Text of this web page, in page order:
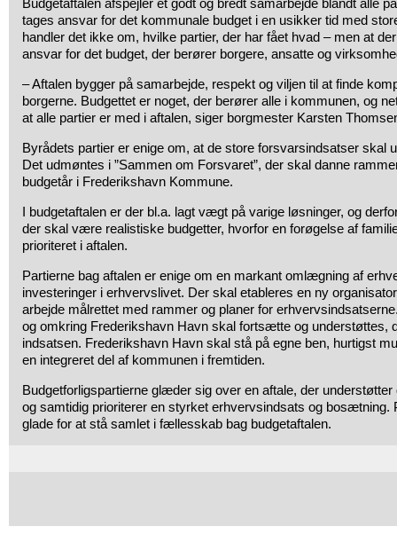
Budgetaftalen afspejler et godt og bredt samarbejde blandt alle
tages ansvar for det kommunale budget i en usikker tid med
handler det ikke om, hvilke partier, der har fået hvad – men at
ansvar for det budget, der berører borgere, ansatte og
– Aftalen bygger på samarbejde, respekt og viljen til at finde
borgerne. Budgettet er noget, der berører alle i kommunen, og
at alle partier er med i aftalen, siger borgmester Karsten
Byrådets partier er enige om, at de store forsvarsindsatser skal
Det udmøntes i ”Sammen om Forsvaret”, der skal danne
budgetår i Frederikshavn Kommune.
I budgetaftalen er der bl.a. lagt vægt på varige løsninger, og
der skal være realistiske budgetter, hvorfor en forøgelse af
prioriteret i aftalen.
Partierne bag aftalen er enige om en markant omlægning af
investeringer i erhvervslivet. Der skal etableres en ny
arbejde målrettet med rammer og planer for
og omkring Frederikshavn Havn skal fortsætte og understøttes,
indsatsen. Frederikshavn Havn skal stå på egne ben, hurtigst
en integreret del af kommunen i fremtiden.
Budgetforligspartierne glæder sig over en aftale, der
og samtidig prioriterer en styrket erhvervsindsats og bosætning.
glade for at stå samlet i fællesskab bag budgetaftalen.